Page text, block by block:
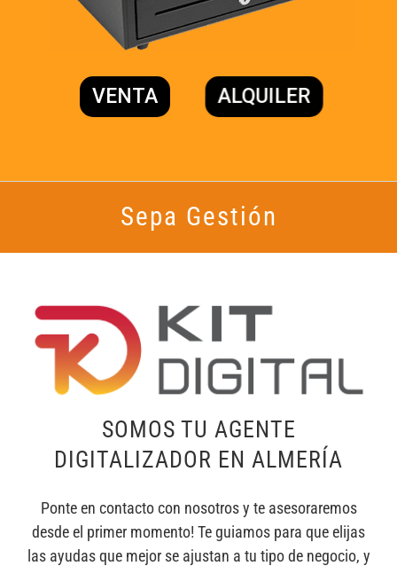
VENTA ALQUILER
Sepa Gestión
SOMOS TU AGENTE
DIGITALIZADOR EN ALMERÍA
Ponte en contacto con nosotros y te asesoraremos
desde el primer momento! Te guiamos para que elijas
las ayudas que mejor se ajustan a tu tipo de negocio, y